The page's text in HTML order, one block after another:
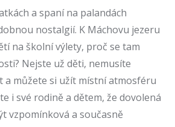
a spaní na palandách
nostalgií. K Máchovu jezeru
na školní výlety, proč se tam
Nejste už děti, nemusíte
a můžete si užít místní atmosféru
i své rodině a dětem, že dovolená
vzpomínková a současně